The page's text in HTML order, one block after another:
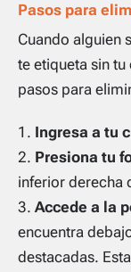
Pasos para
Cuando alguien
te etiqueta sin
pasos para
Ingresa a tu
Presiona tu
inferior derecha
Accede a la
encuentra
destacadas.